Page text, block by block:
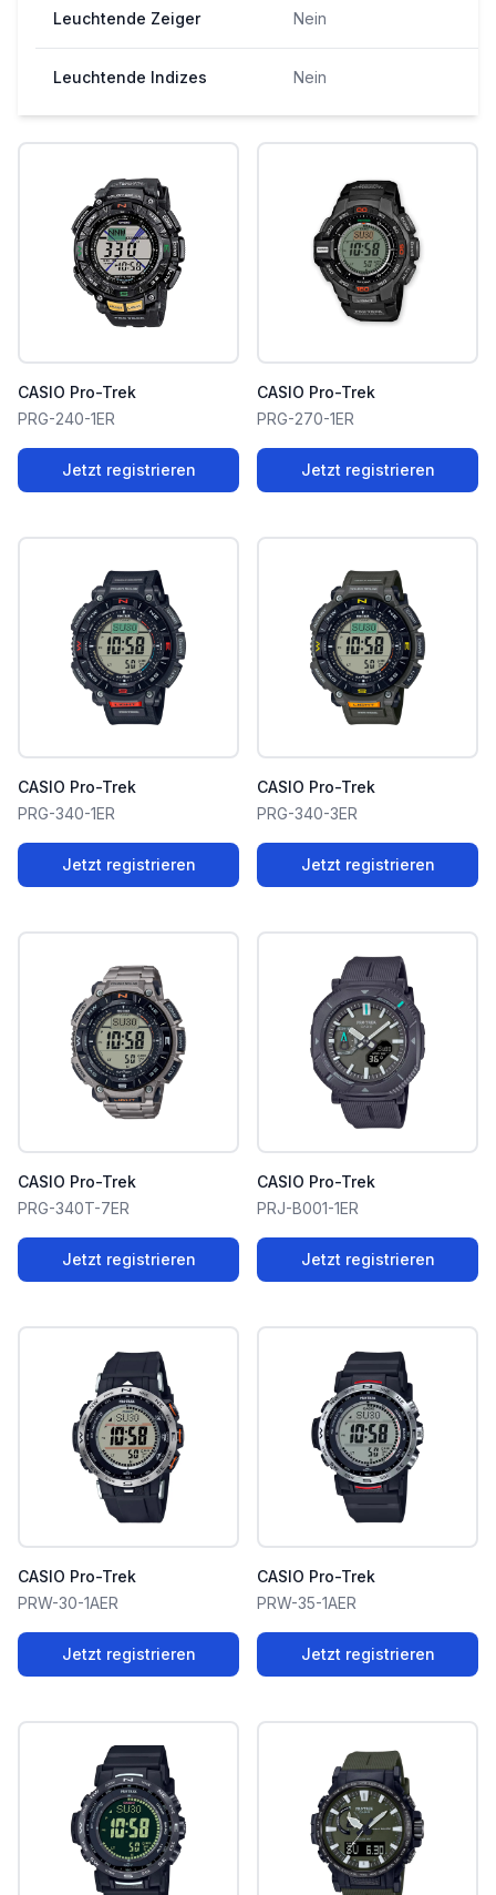
Leuchtende Zeiger Nein
Leuchtende Indizes Nein
CASIO Pro-Trek
PRG-240-1ER
Jetzt registrieren
CASIO Pro-Trek
PRG-270-1ER
Jetzt registrieren
CASIO Pro-Trek
PRG-340-1ER
Jetzt registrieren
CASIO Pro-Trek
PRG-340-3ER
Jetzt registrieren
CASIO Pro-Trek
PRG-340T-7ER
Jetzt registrieren
CASIO Pro-Trek
PRJ-B001-1ER
Jetzt registrieren
CASIO Pro-Trek
PRW-30-1AER
Jetzt registrieren
CASIO Pro-Trek
PRW-35-1AER
Jetzt registrieren